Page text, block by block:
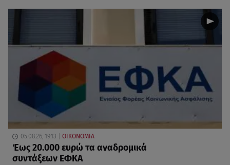
05.08.26, 19:13 ΟΙΚΟΝΟΜΙΑ
Έως 20.000 ευρώ τα αναδρομικά
συντάξεων ΕΦΚΑ